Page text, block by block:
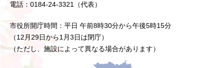
電話：0184-24-3321（代表）
市役所開庁時間：平日 午前8時30分から午後5時15分
（12月29日から1月3日は閉庁）
（ただし、施設によって異なる場合があります）